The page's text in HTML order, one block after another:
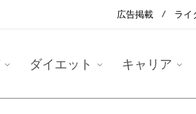
広告掲載 ライ
ダイエット キャリア